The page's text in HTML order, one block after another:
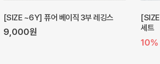
5% 39,000원 41,000원 20%